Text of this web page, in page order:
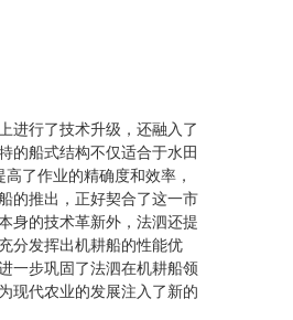
进行了技术升级，还融入了
的船式结构不仅适合于水田
了作业的精确度和效率，
的推出，正好契合了这一市
身的技术革新外，法泗还提
分发挥出机耕船的性能优
一步巩固了法泗在机耕船领
现代农业的发展注入了新的